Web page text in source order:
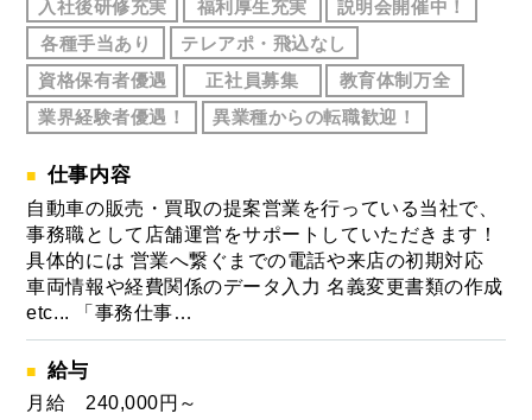
入社後研修充実
福利厚生充実
説明会開催中！
各種手当あり
テレアポ・飛込なし
資格保有者優遇
正社員募集
教育体制万全
業界経験者優遇！
異業種からの転職歓迎！
仕事内容
自動車の販売・買取の提案営業を行っている当社で、
事務職として店舗運営をサポートしていただきます！
具体的には 営業へ繋ぐまでの電話や来店の初期対応
車両情報や経費関係のデータ入力 名義変更書類の作成
etc... 「事務仕事…
給与
月給 240,000円～